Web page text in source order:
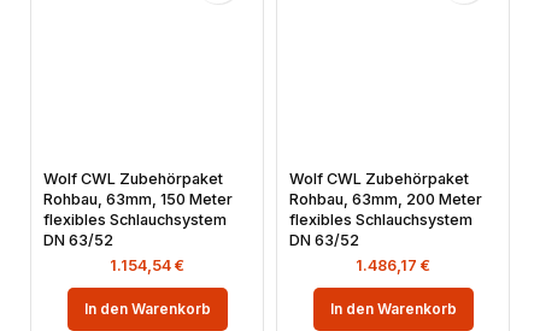
Wolf CWL Zubehörpaket
Rohbau, 63mm, 150 Meter
flexibles Schlauchsystem
DN 63/52
1.154,54 €
In den Warenkorb
Wolf CWL Zubehörpaket
Rohbau, 63mm, 200 Meter
flexibles Schlauchsystem
DN 63/52
1.486,17 €
In den Warenkorb